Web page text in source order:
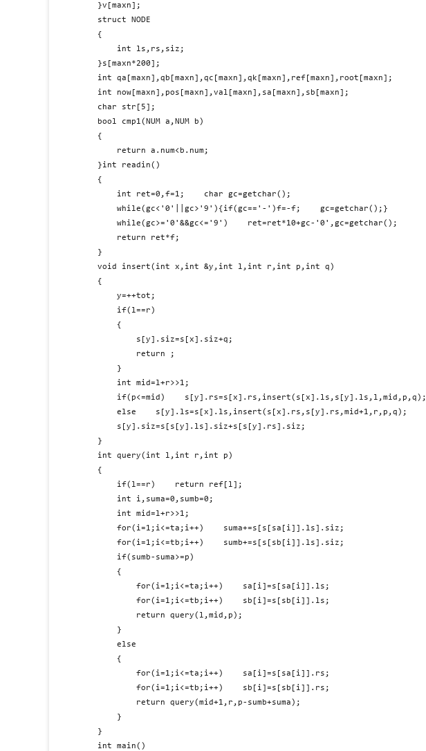
}v[maxn];
struct NODE
{
    int ls,rs,siz;
}s[maxn*200];
int qa[maxn],qb[maxn],qc[maxn],qk[maxn],ref[maxn],root[maxn];
int now[maxn],pos[maxn],val[maxn],sa[maxn],sb[maxn];
char str[5];
bool cmp1(NUM a,NUM b)
{
    return a.num<b.num;
}int readin()
{
    int ret=0,f=1;    char gc=getchar();
    while(gc<'0'||gc>'9'){if(gc=='-')f=-f;    gc=getchar();}
    while(gc>='0'&&gc<='9')    ret=ret*10+gc-'0',gc=getchar();
    return ret*f;
}
void insert(int x,int &y,int l,int r,int p,int q)
{
    y=++tot;
    if(l==r)
    {
        s[y].siz=s[x].siz+q;
        return ;
    }
    int mid=l+r>>1;
    if(p<=mid)    s[y].rs=s[x].rs,insert(s[x].ls,s[y].ls,l,mid,p,q);
    else    s[y].ls=s[x].ls,insert(s[x].rs,s[y].rs,mid+1,r,p,q);
    s[y].siz=s[s[y].ls].siz+s[s[y].rs].siz;
}
int query(int l,int r,int p)
{
    if(l==r)    return ref[l];
    int i,suma=0,sumb=0;
    int mid=l+r>>1;
    for(i=1;i<=ta;i++)    suma+=s[s[sa[i]].ls].siz;
    for(i=1;i<=tb;i++)    sumb+=s[s[sb[i]].ls].siz;
    if(sumb-suma>=p)
    {
        for(i=1;i<=ta;i++)    sa[i]=s[sa[i]].ls;
        for(i=1;i<=tb;i++)    sb[i]=s[sb[i]].ls;
        return query(l,mid,p);
    }
    else
    {
        for(i=1;i<=ta;i++)    sa[i]=s[sa[i]].rs;
        for(i=1;i<=tb;i++)    sb[i]=s[sb[i]].rs;
        return query(mid+1,r,p-sumb+suma);
    }
}
int main()